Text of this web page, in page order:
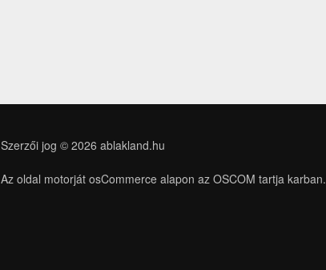
Szerzői jog © 2026 ablakland.hu
Az oldal motorját osCommerce alapon az OSCOM tartja karban.